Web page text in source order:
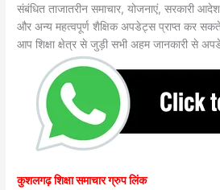
संबंधित ताजातरीन समाचार, योजनाएं, सरकारी आदेश,
और अन्य महत्वपूर्ण शैक्षिक अपडेट्स प्राप्त कर
आप शिक्षा क्षेत्र से जुड़ी सभी अहम जानकारी से
कुशलगढ़ शिक्षा समाचार ग्रुप लिंक